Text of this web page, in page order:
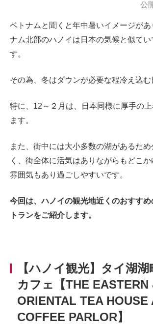
公
ベトナムと聞くと年中暑いイメージがあ
ナム北部のハノイは日本の気候と似てい
す。
その為、冬はダウンが必要な程冷え込む
特に、12～２月は、日本同様に厚手の
ます。
また、街中には大小多数の湖があるた
く、街全体に活気はありながらもどこ
雰囲気もあり過ごしやすいです。
今回は、ハノイの観光地近くのおすす
トランをご紹介します。
【ハノイ観光】タイ湖
カフェ【THE EASTERN
ORIENTAL TEA HOUSE
COFFEE PARLOR】